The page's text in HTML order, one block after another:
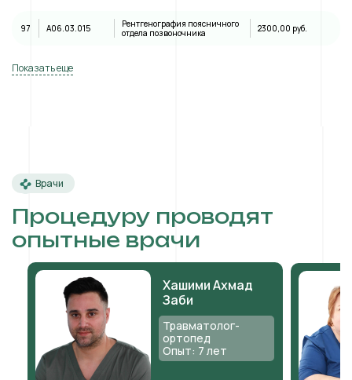
97 A06.03.015
Рентгенография поясничного
отдела позвоночника
2300,00 руб.
Показать еще
Врачи
Процедуру проводят
опытные врачи
Хашими Ахмад
Заби
Травматолог-
ортопед
Опыт: 7 лет